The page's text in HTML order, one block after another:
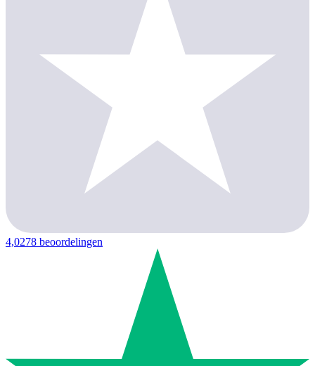
4,0278 beoordelingen